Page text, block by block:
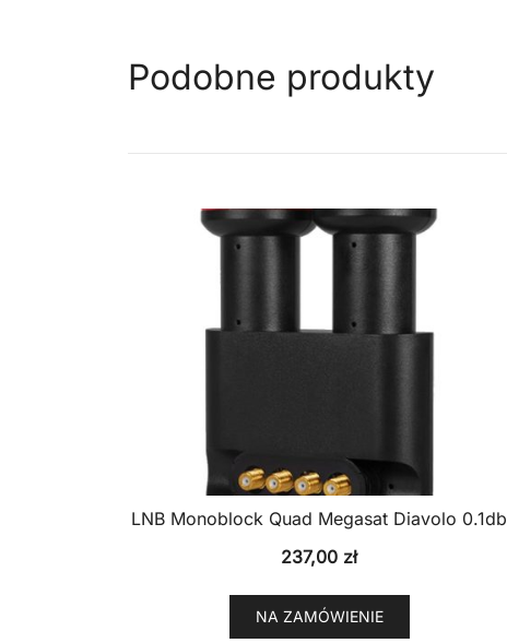
Podobne produkty
LNB Monoblock Quad Megasat Diavolo 0.1db
237,00 zł
NA ZAMÓWIENIE